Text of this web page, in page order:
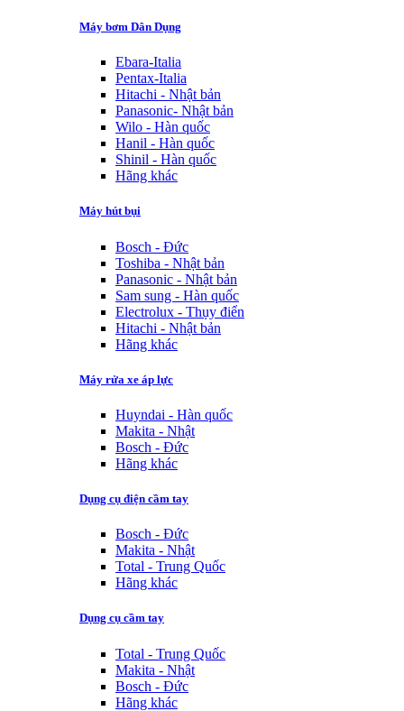
Máy bơm Dân Dụng
Ebara-Italia
Pentax-Italia
Hitachi - Nhật bản
Panasonic- Nhật bản
Wilo - Hàn quốc
Hanil - Hàn quốc
Shinil - Hàn quốc
Hãng khác
Máy hút bụi
Bosch - Đức
Toshiba - Nhật bản
Panasonic - Nhật bản
Sam sung - Hàn quốc
Electrolux - Thụy điển
Hitachi - Nhật bản
Hãng khác
Máy rửa xe áp lực
Huyndai - Hàn quốc
Makita - Nhật
Bosch - Đức
Hãng khác
Dụng cụ điện cầm tay
Bosch - Đức
Makita - Nhật
Total - Trung Quốc
Hãng khác
Dụng cụ cầm tay
Total - Trung Quốc
Makita - Nhật
Bosch - Đức
Hãng khác